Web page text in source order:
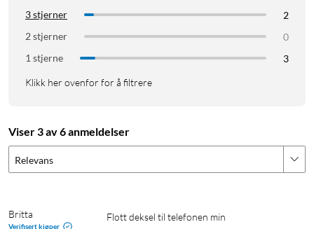
3 stjerner
2
2 stjerner
0
1 stjerne
3
Klikk her ovenfor for å filtrere
Viser 3 av 6 anmeldelser
Relevans
Britta
Verifisert kjøper
Flott deksel til telefonen min